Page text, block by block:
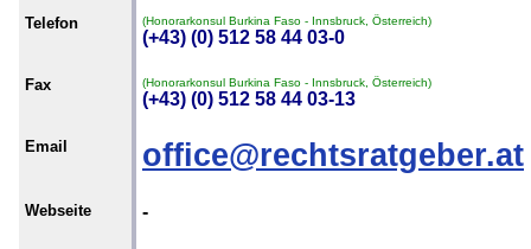
Telefon (Honorarkonsul Burkina Faso - Innsbruck, Österreich)
(+43) (0) 512 58 44 03-0
Fax (Honorarkonsul Burkina Faso - Innsbruck, Österreich)
(+43) (0) 512 58 44 03-13
Email office@rechtsratgeber.at
Webseite -